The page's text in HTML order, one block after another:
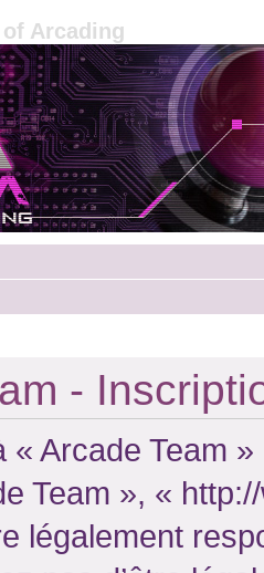
Arcading
-
« Arcade Team
Team », «
légalement